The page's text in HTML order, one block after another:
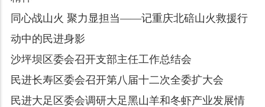
同心战山火 聚力显担当——记重庆北碚山火救援行
动中的民进身影
沙坪坝区委会召开支部主任工作总结会
民进长寿区委会召开第八届十二次全委扩大会
民进大足区委会调研大足黑山羊和冬虾产业发展情